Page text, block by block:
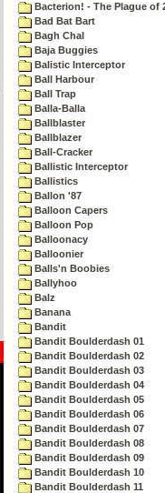
Bacterion! - The Plague of
Bad Bat Bart
Bagh Chal
Baja Buggies
Balistic Interceptor
Ball Harbour
Ball Trap
Balla-Balla
Ballblaster
Ballblazer
Ball-Cracker
Ballistic Interceptor
Ballistics
Ballon '87
Balloon Capers
Balloon Pop
Balloonacy
Balloonier
Balls'n Boobies
Ballyhoo
Balz
Banana
Bandit
Bandit Boulderdash 01
Bandit Boulderdash 02
Bandit Boulderdash 03
Bandit Boulderdash 04
Bandit Boulderdash 05
Bandit Boulderdash 06
Bandit Boulderdash 07
Bandit Boulderdash 08
Bandit Boulderdash 09
Bandit Boulderdash 10
Bandit Boulderdash 11